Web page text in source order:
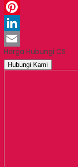
WhatsApp
Pinterest
LinkedIn
Email
Harga Hubungi CS
Hubungi Kami